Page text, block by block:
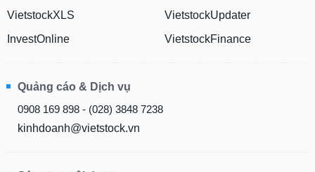
VietstockXLS
InvestOnline
VietstockUpdater
VietstockFinance
Quảng cáo & Dịch vụ
0908 169 898 - (028) 3848 7238
kinhdoanh@vietstock.vn